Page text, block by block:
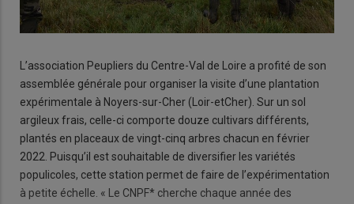
L’association Peupliers du Centre-Val de Loire a profité de son
assemblée générale pour organiser la visite d’une plantation
expérimentale à Noyers-sur-Cher (Loir-etCher). Sur un sol
argileux frais, celle-ci comporte douze cultivars différents,
plantés en placeaux de vingt-cinq arbres chacun en février
2022. Puisqu’il est souhaitable de diversifier les variétés
populicoles, cette station permet de faire de l’expérimentation
à petite échelle. « Le CNPF* cherche chaque année des